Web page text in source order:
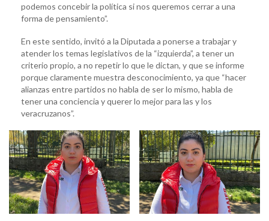
podemos concebir la política si nos queremos cerrar a una
forma de pensamiento”.
En este sentido, invitó a la Diputada a ponerse a trabajar y
atender los temas legislativos de la “izquierda”, a tener un
criterio propio, a no repetir lo que le dictan, y que se informe
porque claramente muestra desconocimiento, ya que “hacer
alianzas entre partidos no habla de ser lo mismo, habla de
tener una conciencia y querer lo mejor para las y los
veracruzanos”.